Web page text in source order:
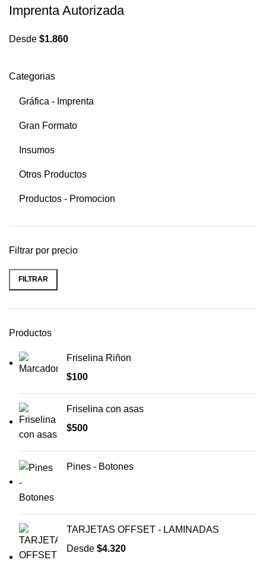
Categorias
Gráfica - Imprenta
Gran Formato
Insumos
Otros Productos
Productos - Promocion
Filtrar por precio
FILTRAR
Productos
Friselina Riñon
$100
Friselina con asas
$500
Pines - Botones
TARJETAS OFFSET - LAMINADAS
Desde $4.320
Imprenta Autorizada
Desde $1.860